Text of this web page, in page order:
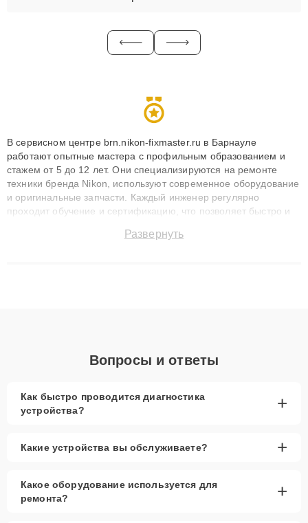
В сервисном центре brn.nikon-fixmaster.ru в Барнауле
работают опытные мастера с профильным образованием и
стажем от 5 до 12 лет. Они специализируются на ремонте
техники бренда Nikon, используют современное оборудование
и оригинальные запчасти. Каждый инженер регулярно
проходит обучение и сертификацию, что позволяет быстро и
сохранением гарантии до 3 лет. Наши мастера решают
Развернуть
Вопросы и ответы
Как быстро проводится диагностика
устройства?
+
Какие устройства вы обслуживаете? +
Какое оборудование используется для
ремонта?
+